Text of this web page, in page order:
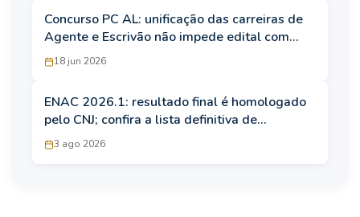
Concurso PC AL: unificação das carreiras de
Agente e Escrivão não impede edital com
300 vagas
18 jun 2026
ENAC 2026.1: resultado final é homologado
pelo CNJ; confira a lista definitiva de
habilitados
3 ago 2026